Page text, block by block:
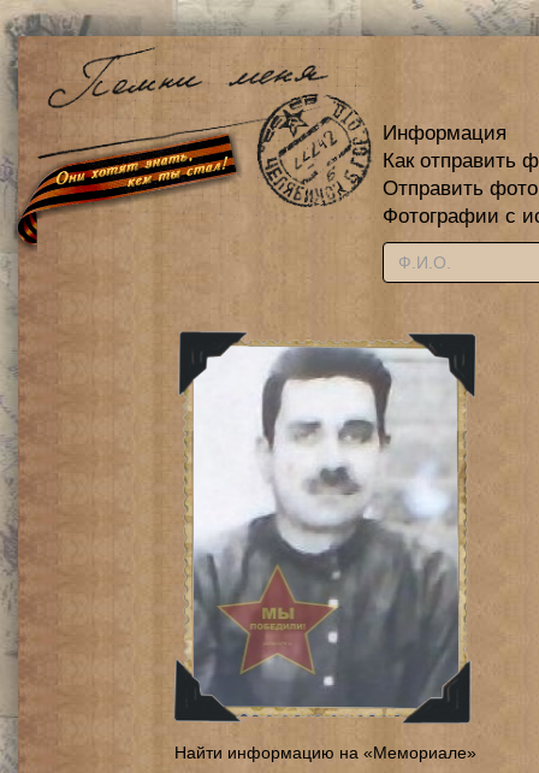
Информация
Как отправить
Отправить
Фотографии с
Найти информацию на «Мемориале»